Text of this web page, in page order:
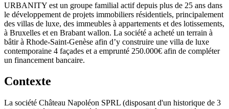
URBANITY est un groupe familial actif depuis plus de 25 ans dans
le développement de projets immobiliers résidentiels, principalement
des villas de luxe, des immeubles à appartements et des lotissements,
à Bruxelles et en Brabant wallon. La société a acheté un terrain à
bâtir à Rhode-Saint-Genèse afin d’y construire une villa de luxe
contemporaine 4 façades et a emprunté 250.000€ afin de compléter
un financement bancaire.
Contexte
La société Château Napoléon SPRL (disposant d'un historique de 3